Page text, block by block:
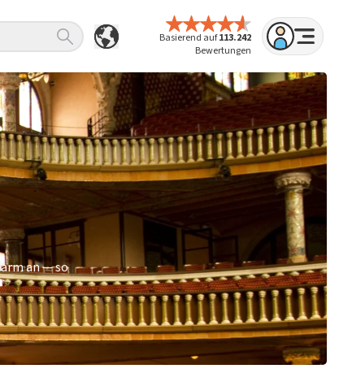
Basierend auf113.242
Bewertungen
an — so